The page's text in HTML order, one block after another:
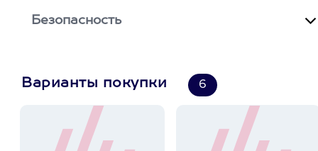
Безопасность
Варианты покупки 6